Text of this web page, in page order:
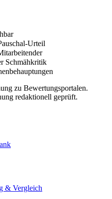
Urteil
Schmähkritik
zu Bewertungsportalen.
redaktionell geprüft.
& Vergleich